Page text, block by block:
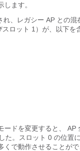
ます。
れ、レガシー AP との
ロット 1）が、以下
ードを変更すると、
た。スロット 0 の位置
くで動作させることが